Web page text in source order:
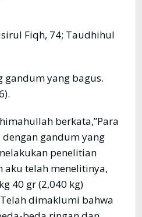
Fiqh, 74; Taudhihul
gandum yang bagus.
berkata,”Para
gandum yang
penelitian
aku telah menelitinya,
40 gr (2,040 kg)
dimaklumi bahwa